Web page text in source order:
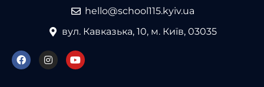
hello@school115.kyiv.ua
вул. Кавказька, 10, м. Київ, 03035